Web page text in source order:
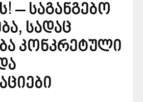
– საგანგებო
სადაც
კონკრეტული